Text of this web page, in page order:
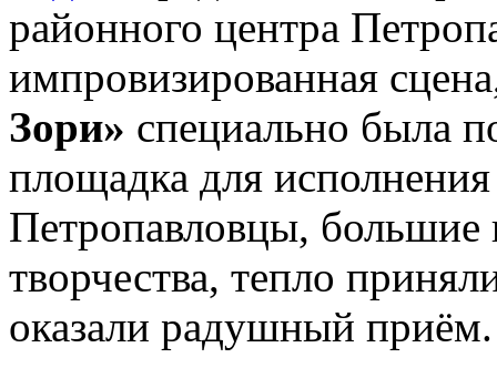
районного центра
импровизированная
Зори» специально была
площадка для
Петропавловцы, большие
творчества, тепло
оказали радушный приём.